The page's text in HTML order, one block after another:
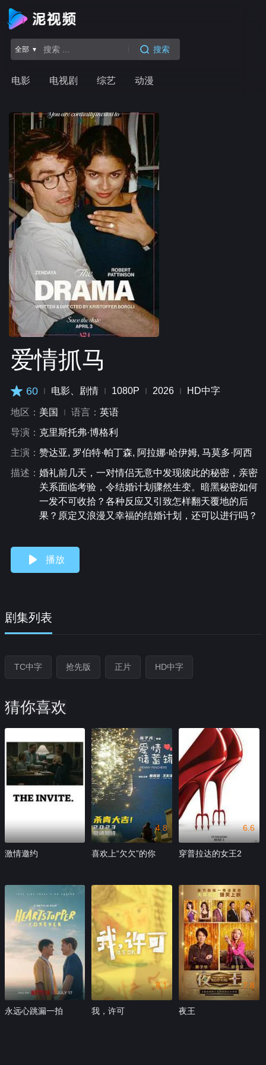
电影 电视剧 综艺 动漫
全部 ▾ 搜索
爱情抓马
60 电影、剧情 1080P 2026 HD中字
地区： 美国 语言： 英语
导演： 克里斯托弗·博格利
主演： 赞达亚, 罗伯特·帕丁森, 阿拉娜·哈伊姆, 马莫多·阿西
描述： 婚礼前几天，一对情侣无意中发现彼此的秘密，亲密
关系面临考验，令结婚计划骤然生变。暗黑秘密如何
一发不可收拾？各种反应又引致怎样翻天覆地的后
果？原定又浪漫又幸福的结婚计划，还可以进行吗？
播放
剧集列表
TC中字 抢先版 正片 HD中字
猜你喜欢
激情邀约
4.8
喜欢上“欠欠”的你
6.6
穿普拉达的女王2
永远心跳漏一拍
8.1
我，许可
7.8
夜王